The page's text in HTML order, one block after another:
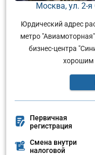
Москва, ул. 2-я
Юрдический адрес
метро
бизнес-центра
хорошим
Первичная
регистрация
Смена внутри
налоговой